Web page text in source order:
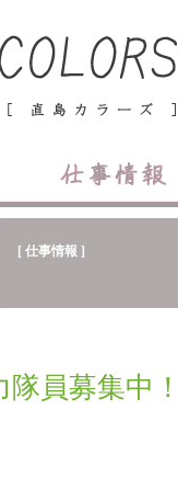
[ 仕事情報 ]
員募集中